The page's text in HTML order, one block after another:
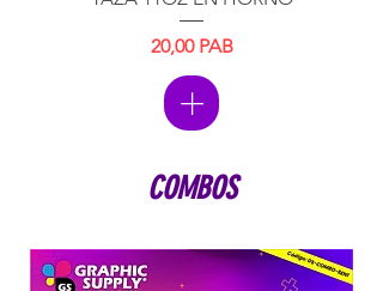
Precio
20,00 PAB
COMBOS